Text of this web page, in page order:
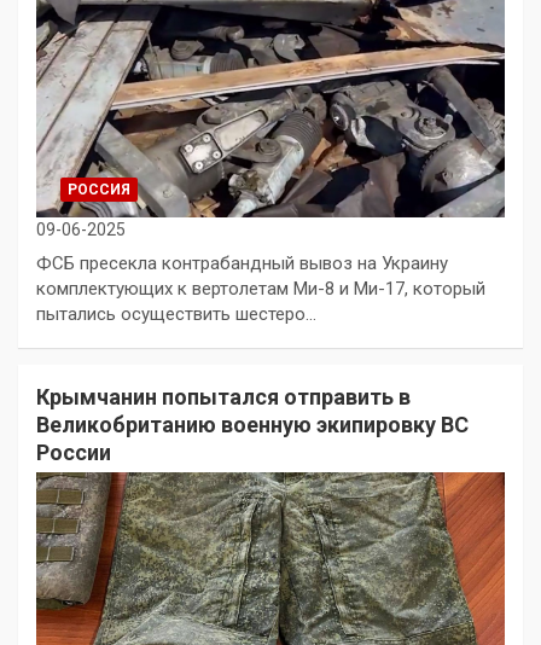
РОССИЯ
09-06-2025
ФСБ пресекла контрабандный вывоз на Украину
комплектующих к вертолетам Ми-8 и Ми-17, который
пытались осуществить шестеро…
Крымчанин попытался отправить в
Великобританию военную экипировку ВС
России